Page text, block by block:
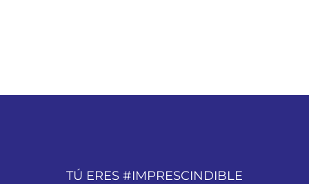
TÚ ERES #IMPRESCINDIBLE